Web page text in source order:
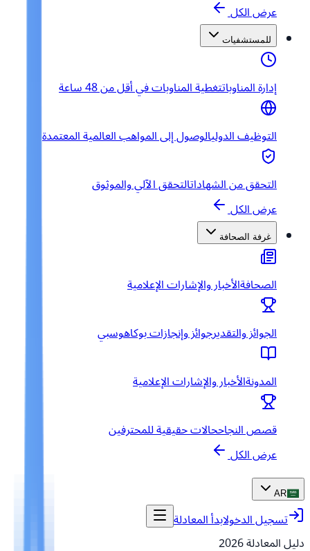
عرض الكل
للمستشفيات
إدارة المناوباتتغطية المناوبات في أقل من 48 ساعة
التوظيف الدوليالوصول إلى المواهب العالمية المعتمدة
التحقق من الشهاداتالتحقق الآلي والموثوق
عرض الكل
غرفة الصحافة
الصحافةالأخبار والإشارات الإعلامية
الجوائز والتقديرجوائز وإنجازات بوكاهوسبي
المدونةالأخبار والإشارات الإعلامية
قصص النجاححالات حقيقية للمحترفين
عرض الكل
AR
تسجيل الدخولابدأ المعادلة
دليل المعادلة2026